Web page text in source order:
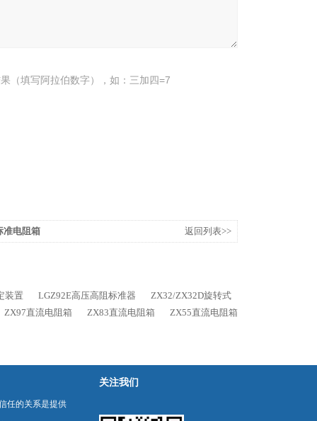
（填写阿拉伯数字），如：三加四=7
准电阻箱 返回列表>>
装置 LGZ92E高压高阻标准器
ZX32/ZX32D旋转式
ZX97直流电阻箱 ZX83直流电阻箱 ZX55直流电阻箱
任的关系是提供
关注我们